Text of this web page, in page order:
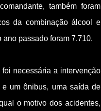
também foram
da combinação álcool e
passado foram 7.710.
necessária a intervenção
e um ônibus, uma saída de
o motivo dos acidentes,